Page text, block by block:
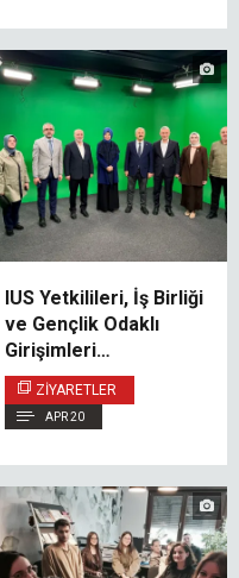
IUS Yetkilileri, İş Birliği
ve Gençlik Odaklı
Girişimleri
Desteklemek
Amacıyla Türkiye’deki
İlişkilerini
ZIYARETLER
APR 20